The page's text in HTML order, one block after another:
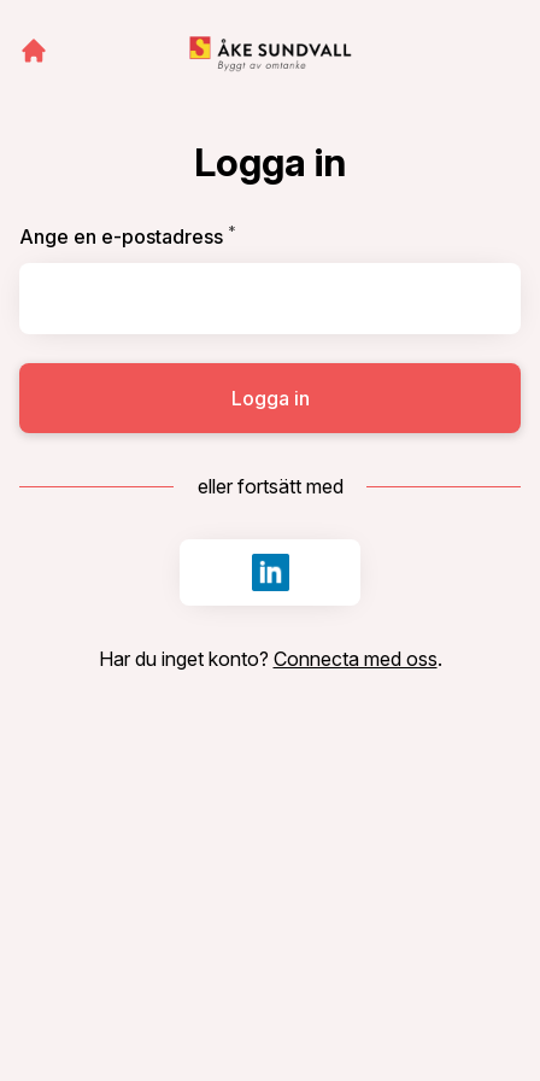
Logga in
Ange en e-postadress *
Logga in
eller fortsätt med
Logga in med LinkedIn
Har du inget konto? Connecta med oss.